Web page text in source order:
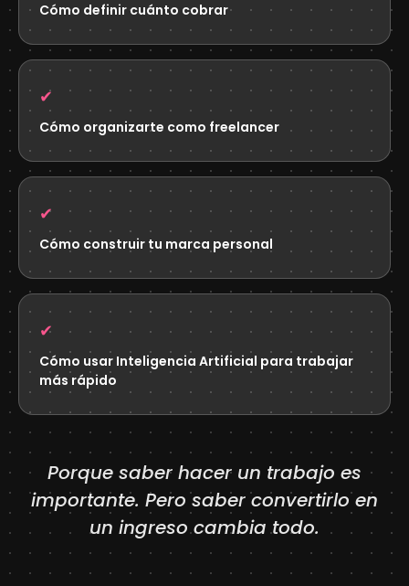
Cómo definir cuánto cobrar
✔
Cómo organizarte como freelancer
✔
Cómo construir tu marca personal
✔
Cómo usar Inteligencia Artificial para trabajar
más rápido
Porque saber hacer un trabajo es
importante. Pero saber convertirlo en
un ingreso cambia todo.